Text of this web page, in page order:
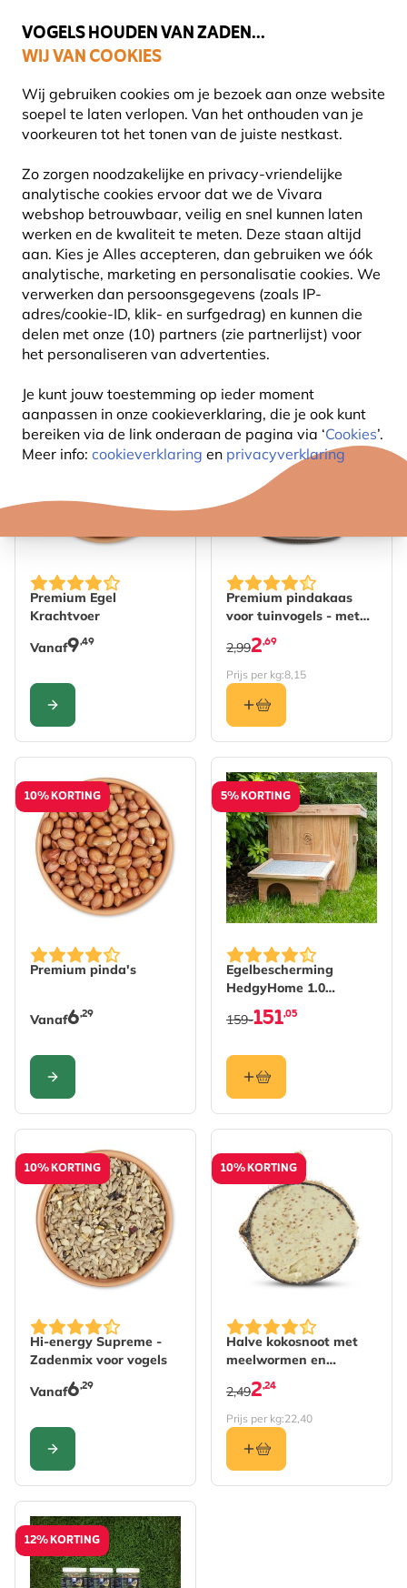
VOGELS HOUDEN VAN ZADEN...
WIJ VAN COOKIES
Wij gebruiken cookies om je bezoek aan onze website
soepel te laten verlopen. Van het onthouden van je
voorkeuren tot het tonen van de juiste nestkast.
Zo zorgen noodzakelijke en privacy-vriendelijke
analytische cookies ervoor dat we de Vivara
webshop betrouwbaar, veilig en snel kunnen laten
werken en de kwaliteit te meten. Deze staan altijd
aan. Kies je Alles accepteren, dan gebruiken we óók
analytische, marketing en personalisatie cookies. We
verwerken dan persoonsgegevens (zoals IP-
adres/cookie-ID, klik- en surfgedrag) en kunnen die
delen met onze (10) partners (zie partnerlijst) voor
het personaliseren van advertenties.
Je kunt jouw toestemming op ieder moment
aanpassen in onze cookieverklaring, die je ook kunt
bereiken via de link onderaan de pagina via ‘Cookies’.
Meer info: cookieverklaring en privacyverklaring
Gratis thuisbezorgd vanaf €49
GROENTEZADEN
Er is nauwelijks iets meer bevredigend dan je eigen
groenten te zien groeien – van zaadje tot oogst. Of je nu
een paar tomaten op je balkon kweekt o Lees meer
8609 Producten
5% KORTING
Premium Egel
Krachtvoer
De prijs is afhankelijk van de gekozen opties op de
Vanaf9,49
CONFIGURE
10% KORTING
Premium pindakaas
voor tuinvogels - met
meelwormen
2,69
2,99
Prijs per kg:8,15
10% KORTING
Premium pinda's
De prijs is afhankelijk van de gekozen opties op de
Vanaf6,29
CONFIGURE
5% KORTING
Egelbescherming
HedgyHome 1.0
Egelhuis
151,05
159-
10% KORTING
Hi-energy Supreme -
Zadenmix voor vogels
De prijs is afhankelijk van de gekozen opties op de
Vanaf6,29
CONFIGURE
10% KORTING
Halve kokosnoot met
meelwormen en
insecten
2,24
2,49
Prijs per kg:22,40
12% KORTING